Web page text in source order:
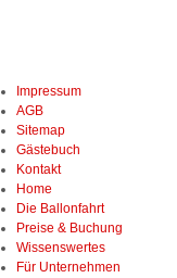
Navigation
überspringen
Impressum
AGB
Sitemap
Gästebuch
Kontakt
Home
Navigation
überspringen
Die Ballonfahrt
Preise & Buchung
Wissenswertes
Für Unternehmen